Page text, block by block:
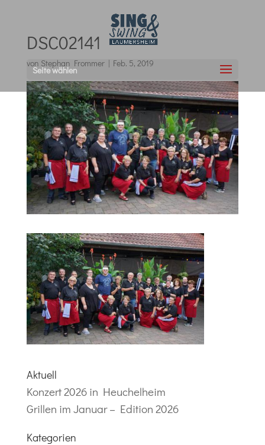
Seite wählen
DSC02141
von Stephan Frommer| Feb. 5, 2019
Aktuell
Konzert 2026 in Heuchelheim
Grillen im Januar – Edition 2026
Kategorien